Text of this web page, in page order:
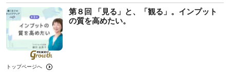
第８回 「見る」と、「観る」。インプット
の質を高めたい。
トップページへ